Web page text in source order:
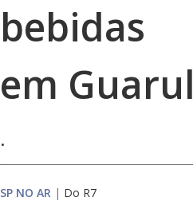
bebidas
em
.
SP NO AR | Do R7